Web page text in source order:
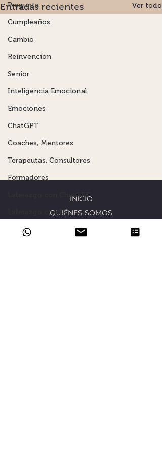
Pregunta
Cumpleaños
Cambio
Reinvención
Senior
Inteligencia Emocional
Emociones
ChatGPT
Coaches, Mentores
Terapeutas, Consultores
Formadores
Liderazgo con ChatGPT
Liderazgo con IA
Inteligencia Artificial
Entradas recientes Ver todo
INICIO
QUIÉNES SOMOS
COACHING